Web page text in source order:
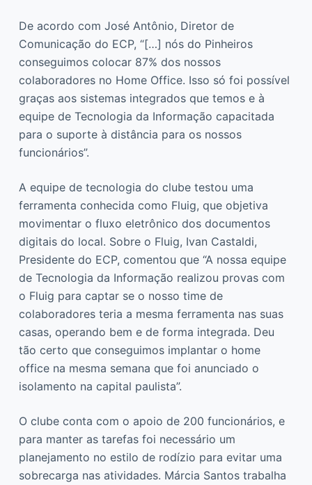
De acordo com José Antônio, Diretor de
Comunicação do ECP, “[…] nós do Pinheiros
conseguimos colocar 87% dos nossos
colaboradores no Home Office. Isso só foi possível
graças aos sistemas integrados que temos e à
equipe de Tecnologia da Informação capacitada
para o suporte à distância para os nossos
funcionários”.
A equipe de tecnologia do clube testou uma
ferramenta conhecida como Fluig, que objetiva
movimentar o fluxo eletrônico dos documentos
digitais do local. Sobre o Fluig, Ivan Castaldi,
Presidente do ECP, comentou que “A nossa equipe
de Tecnologia da Informação realizou provas com
o Fluig para captar se o nosso time de
colaboradores teria a mesma ferramenta nas suas
casas, operando bem e de forma integrada. Deu
tão certo que conseguimos implantar o home
office na mesma semana que foi anunciado o
isolamento na capital paulista”.
O clube conta com o apoio de 200 funcionários, e
para manter as tarefas foi necessário um
planejamento no estilo de rodízio para evitar uma
sobrecarga nas atividades. Márcia Santos trabalha